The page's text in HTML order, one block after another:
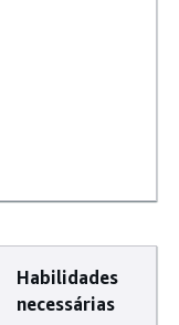
Habilidades
necessárias